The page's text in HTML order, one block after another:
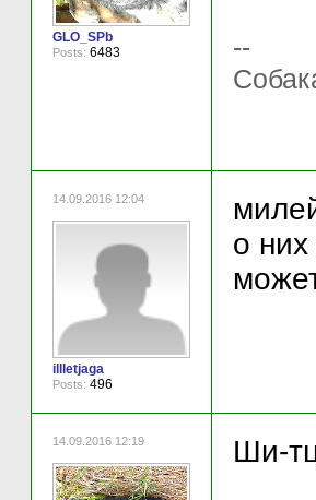
GLO_SPb
Posts: 6483
--
14.09.2016 12:04
illletjaga
Posts: 496
о
14.09.2016 12:19 Ши-